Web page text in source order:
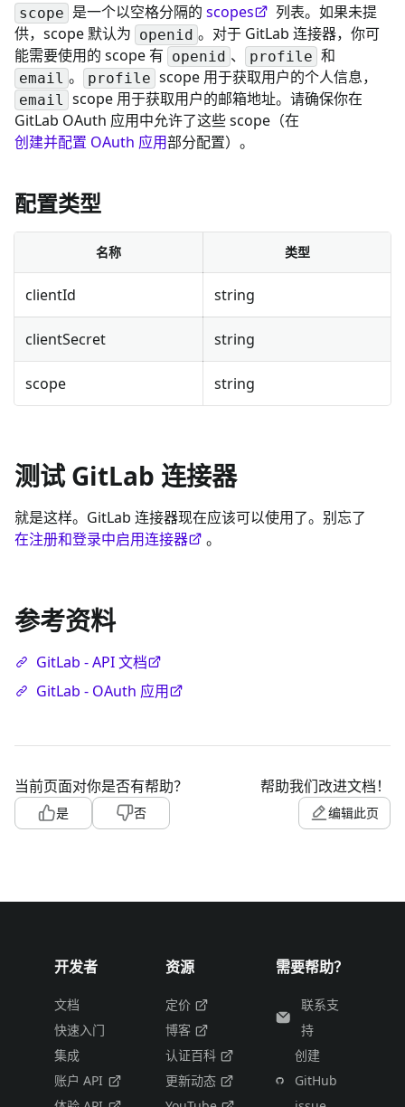
scope 是一个以空格分隔的 scopes
列表。如果未提
供，scope 默认为 openid 。对于 GitLab 连接器，你可
能需要使用的 scope 有 openid 、 profile 和
email 。 profile scope 用于获取用户的个人信息，
email
scope 用于获取用户的邮箱地址。请确保你在
GitLab OAuth 应用中允许了这些 scope（在
创建并配置 OAuth 应用部分配置）。
配置类型
名称 类型
clientId string
clientSecret string
scope string
测试 GitLab 连接器
就是这样。GitLab 连接器现在应该可以使用了。别忘了
在注册和登录中启用连接器
。
参考资料
GitLab - API 文档
GitLab - OAuth 应用
当前页面对你是否有帮助？
是 否
帮助我们改进文档！
编辑此页
开发者
文档
快速入门
集成
账户 API
资源
定价
博客
认证百科
更新动态
需要帮助？
联系支
持
创建
GitHub